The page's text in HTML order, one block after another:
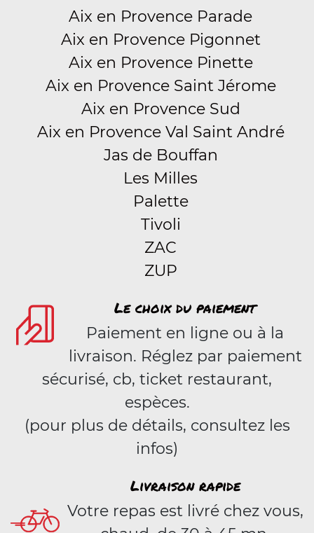
Aix en Provence Parade
Aix en Provence Pigonnet
Aix en Provence Pinette
Aix en Provence Saint Jérome
Aix en Provence Sud
Aix en Provence Val Saint André
Jas de Bouffan
Les Milles
Palette
Tivoli
ZAC
ZUP
Le choix du paiement
Paiement en ligne ou à la
livraison. Réglez par paiement
sécurisé, cb, ticket restaurant,
espèces.
(pour plus de détails, consultez les
infos)
Livraison rapide
Votre repas est livré chez vous,